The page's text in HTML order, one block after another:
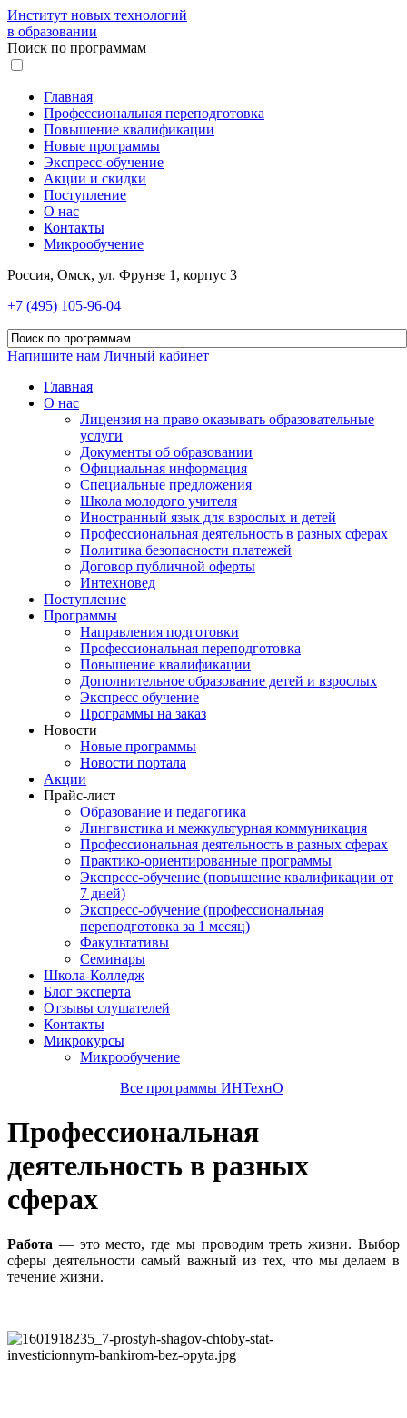
Институт новых технологий
в образовании
Поиск по программам
Главная
Профессиональная переподготовка
Повышение квалификации
Новые программы
Экспресс-обучение
Акции и скидки
Поступление
О нас
Контакты
Микрообучение
Россия, Омск, ул. Фрунзе 1, корпус 3
+7 (495) 105-96-04
Напишите нам Личный кабинет
Главная
О нас
Лицензия на право оказывать образовательные
услуги
Документы об образовании
Официальная информация
Специальные предложения
Школа молодого учителя
Иностранный язык для взрослых и детей
Профессиональная деятельность в разных сферах
Политика безопасности платежей
Договор публичной оферты
Интехновед
Поступление
Программы
Направления подготовки
Профессиональная переподготовка
Повышение квалификации
Дополнительное образование детей и взрослых
Экспресс обучение
Программы на заказ
Новости
Новые программы
Новости портала
Акции
Прайс-лист
Образование и педагогика
Лингвистика и межкультурная коммуникация
Профессиональная деятельность в разных сферах
Практико-ориентированные программы
Экспресс-обучение (повышение квалификации от
7 дней)
Экспресс-обучение (профессиональная
переподготовка за 1 месяц)
Факультативы
Семинары
Школа-Колледж
Блог эксперта
Отзывы слушателей
Контакты
Микрокурсы
Микрообучение
Все программы ИНТехнО
Профессиональная
деятельность в разных
сферах
Работа — это место, где мы проводим треть жизни. Выбор
сферы деятельности самый важный из тех, что мы делаем в
течение жизни.